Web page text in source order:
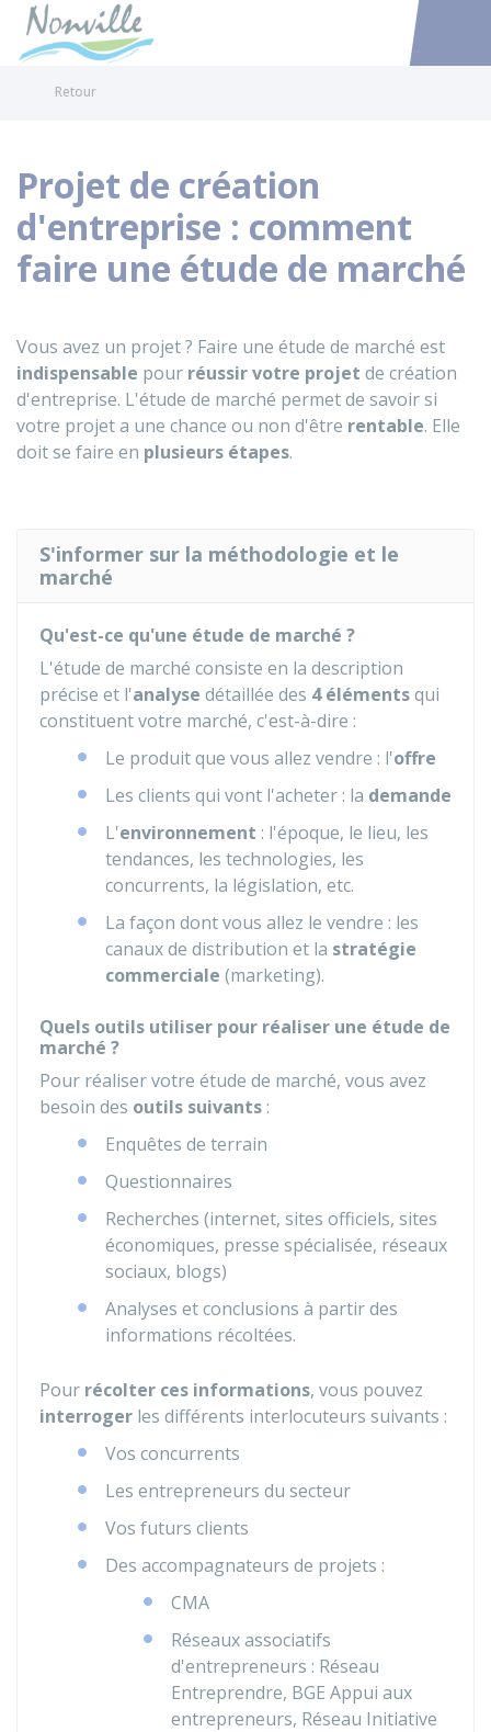
Accéder
Retour
Projet de création
d'entreprise : comment
faire une étude de marché
Vous avez un projet ? Faire une étude de marché est
indispensable pour réussir votre projet de création
d'entreprise. L'étude de marché permet de savoir si
votre projet a une chance ou non d'être rentable. Elle
doit se faire en plusieurs étapes.
S'informer sur la méthodologie et le
marché
Qu'est-ce qu'une étude de marché ?
L'étude de marché consiste en la description
précise et l'analyse détaillée des 4 élémentsqui
constituent votre marché, c'est-à-dire :
Le produit que vous allez vendre : l'offre
Les clients qui vont l'acheter : la demande
L'environnement : l'époque, le lieu, les
tendances, les technologies, les
concurrents, la législation, etc.
La façon dont vous allez le vendre : les
canaux de distribution et la stratégie
commerciale (marketing).
Quels outils utiliser pour réaliser une étude de
marché ?
Pour réaliser votre étude de marché, vous avez
besoin des outils suivants :
Enquêtes de terrain
Questionnaires
Recherches (internet, sites officiels, sites
économiques, presse spécialisée, réseaux
sociaux, blogs)
Analyses et conclusions à partir des
informations récoltées.
Pour récolter ces informations, vous pouvez
interroger les différents interlocuteurs suivants :
Vos concurrents
Les entrepreneurs du secteur
Vos futurs clients
Des accompagnateurs de projets :
CMA
Réseaux associatifs
d'entrepreneurs : Réseau
Entreprendre, BGE Appui aux
entrepreneurs, Réseau Initiative